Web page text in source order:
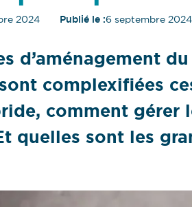
2024 Publié le :6 septembre 2024
d’aménagement
complexifiées
comment gérer
quelles sont les